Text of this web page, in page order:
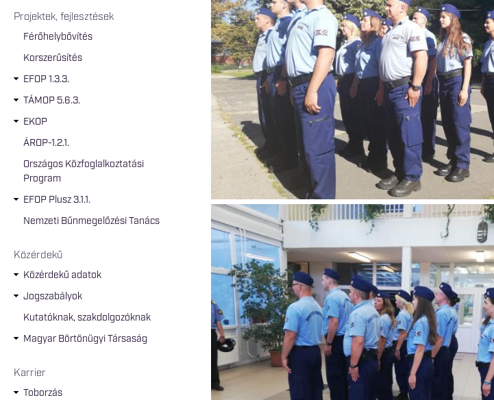
Projektek, fejlesztések
Férőhelybővítés
Korszerűsítés
EFOP 1.3.3.
TÁMOP 5.6.3.
EKOP
ÁROP-1.2.1.
Országos Közfoglalkoztatási
Program
EFOP Plusz 3.1.1.
Nemzeti Bűnmegelőzési Tanács
Közérdekű
Közérdekű adatok
Jogszabályok
Kutatóknak, szakdolgozóknak
Magyar Börtönügyi Társaság
Karrier
Toborzás